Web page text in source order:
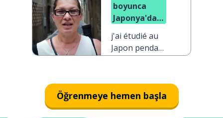
boyunca
Japonya'da
j'ai étudié au
Japon pendant
Öğrenmeye hemen başla